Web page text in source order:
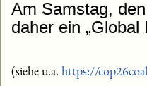
Am Samstag,
daher ein
(siehe u.a. https://